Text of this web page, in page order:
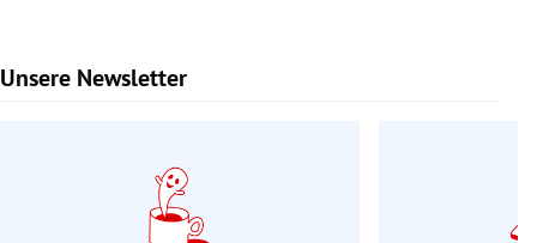
Unsere Newsletter
Slide 1 von 9